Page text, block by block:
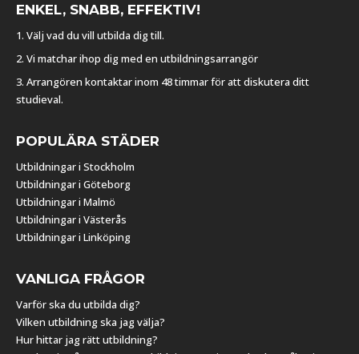
ENKEL, SNABB, EFFEKTIV!
1. Välj vad du vill utbilda dig till.
2. Vi matchar ihop dig med en utbildningsarrangör
3. Arrangören kontaktar inom 48 timmar för att diskutera ditt
studieval.
POPULÄRA STÄDER
Utbildningar i Stockholm
Utbildningar i Göteborg
Utbildningar i Malmö
Utbildningar i Västerås
Utbildningar i Linköping
VANLIGA FRÅGOR
Varför ska du utbilda dig?
Vilken utbildning ska jag välja?
Hur hittar jag rätt utbildning?